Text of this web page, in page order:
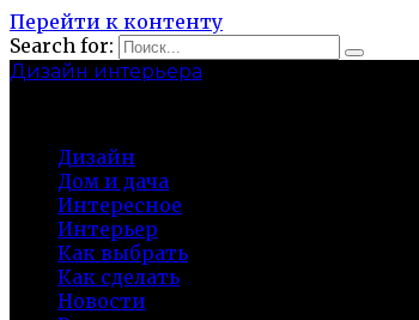
Перейти к контенту
Search for:
Дизайн интерьера
Дизайн
Дом и дача
Интересное
Интерьер
Как выбрать
Как сделать
Новости